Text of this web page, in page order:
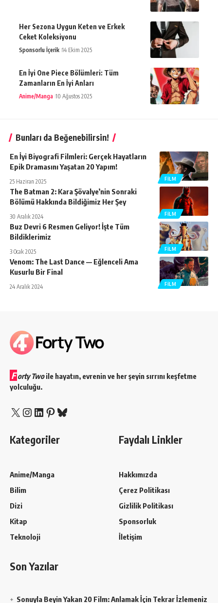
Her Sezona Uygun Keten ve Erkek
Ceket Koleksiyonu
Sponsorlu İçerik 14 Ekim 2025
En İyi One Piece Bölümleri: Tüm
Zamanların En İyi Anları
Anime/Manga 10 Ağustos 2025
Bunları da Beğenebilirsin!
FILM
En İyi Biyografi Filmleri: Gerçek Hayatların
Epik Dramasını Yaşatan 20 Yapım!
25 Haziran 2025
FILM
The Batman 2: Kara Şövalye’nin Sonraki
Bölümü Hakkında Bildiğimiz Her Şey
30 Aralık 2024
FILM
Buz Devri 6 Resmen Geliyor! İşte Tüm
Bildiklerimiz
3 Ocak 2025
FILM
Venom: The Last Dance — Eğlenceli Ama
Kusurlu Bir Final
24 Aralık 2024
F orty Twoile hayatın, evrenin ve her şeyin sırrını keşfetme
yolculuğu.
X Instagram
LinkedIn
Pinterest
Bluesky
Kategoriler
Anime/Manga
Bilim
Dizi
Kitap
Teknoloji
Faydalı Linkler
Hakkımızda
Çerez Politikası
Gizlilik Politikası
Sponsorluk
İletişim
Son Yazılar
Sonuyla Beyin Yakan 20 Film: Anlamak İçin Tekrar İzlemeniz